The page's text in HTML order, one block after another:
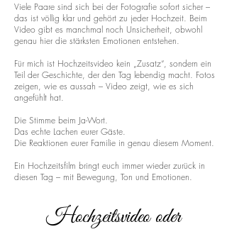
Viele Paare sind sich bei der Fotografie sofort sicher –
das ist völlig klar und gehört zu jeder Hochzeit. Beim
Video gibt es manchmal noch Unsicherheit, obwohl
genau hier die stärksten Emotionen entstehen.
Für mich ist Hochzeitsvideo kein „Zusatz“, sondern ein
Teil der Geschichte, der den Tag lebendig macht. Fotos
zeigen, wie es aussah – Video zeigt, wie es sich
angefühlt hat.
Die Stimme beim Ja-Wort.
Das echte Lachen eurer Gäste.
Die Reaktionen eurer Familie in genau diesem Moment.
Ein Hochzeitsfilm bringt euch immer wieder zurück in
diesen Tag – mit Bewegung, Ton und Emotionen.
Hochzeitsvideo oder